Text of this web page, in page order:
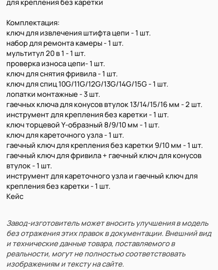
для крепления без каретки
Комплектация:
ключ для извлечения штифта цепи - 1 шт.
набор для ремонта камеры - 1 шт.
мультитул 20 в 1 - 1 шт.
проверка износа цепи- 1 шт.
ключ для снятия фривила - 1 шт.
ключ для спиц 10G/11G/12G/13G/14G/15G - 1 шт.
лопатки монтажные - 3 шт.
гаечных ключа для конусов втулок 13/14/15/16 мм - 2 шт.
инструмент для крепления без каретки - 1 шт.
ключ торцевой Y-образный 8/9/10 мм - 1 шт.
ключ для кареточного узла - 1 шт.
гаечный ключ для крепления без каретки 9/10 мм - 1 шт.
гаечный ключ для фривила + гаечный ключ для конусов
втулок - 1 шт.
инструмент для кареточного узла и гаечный ключ для
крепления без каретки - 1 шт.
Кейс
Завод-изготовитель может вносить улучшения в модель
без отражения этих правок в документации. Внешний вид
и технические данные товара, поставляемого в
реальности, могут не полностью соответствовать
изображениям и тексту на сайте.